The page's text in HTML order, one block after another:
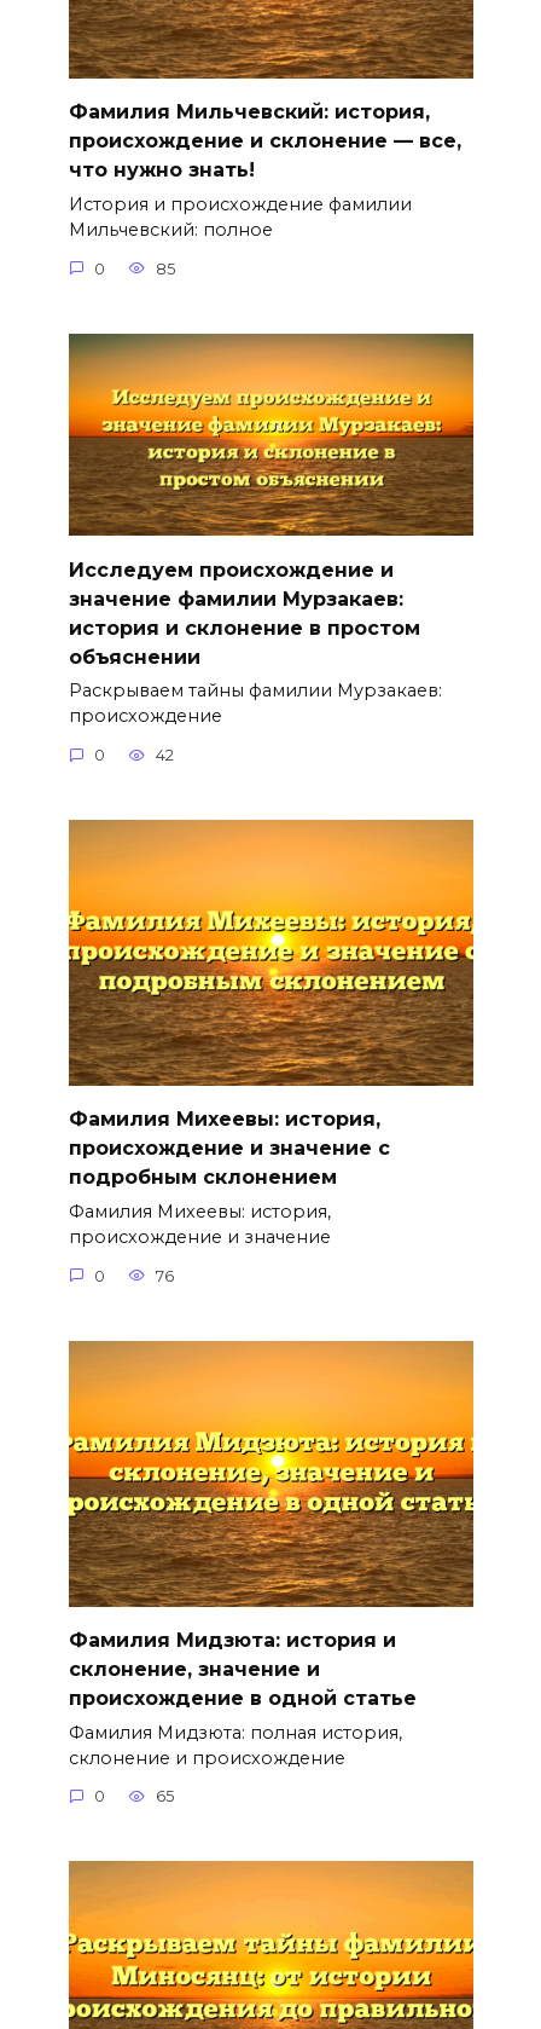
Фамилия Мильчевский: история,
происхождение и склонение — все,
что нужно знать!
История и происхождение фамилии
Мильчевский: полное
0 85
Исследуем происхождение и
значение фамилии Мурзакаев:
история и склонение в простом
объяснении
Раскрываем тайны фамилии Мурзакаев:
происхождение
0 42
Фамилия Михеевы: история,
происхождение и значение с
подробным склонением
Фамилия Михеевы: история,
происхождение и значение
0 76
Фамилия Мидзюта: история и
склонение, значение и
происхождение в одной статье
Фамилия Мидзюта: полная история,
склонение и происхождение
0 65